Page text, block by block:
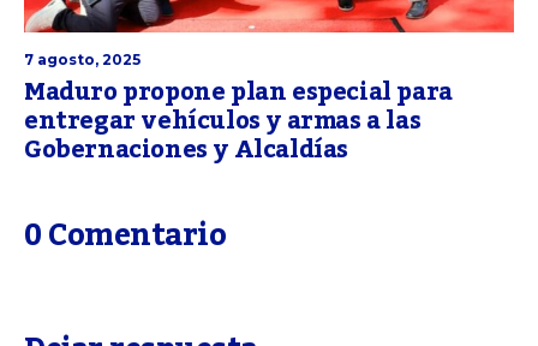
7 agosto, 2025
Maduro propone plan especial para
entregar vehículos y armas a las
Gobernaciones y Alcaldías
0 Comentario